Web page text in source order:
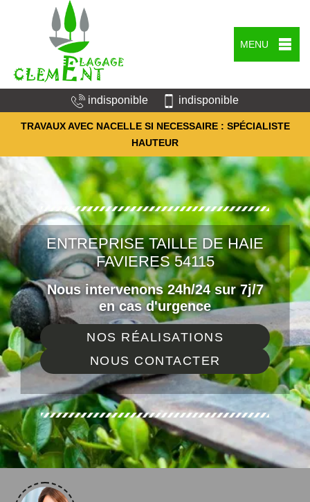
MENU
indisponible indisponible
TRAVAUX AVEC NACELLE SI NECESSAIRE : SPÉCIALISTE
HAUTEUR
ENTREPRISE TAILLE DE HAIE
FAVIERES 54115
Nous intervenons 24h/24 sur 7j/7
en cas d'urgence
NOS RÉALISATIONS
NOUS CONTACTER